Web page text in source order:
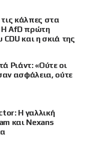
κάλπες στα
Η AfD πρώτη
CDU και η σκιά της
Ριάντ: «Ούτε οι
ασφάλεια, ούτε
Η γαλλική
και Nexans